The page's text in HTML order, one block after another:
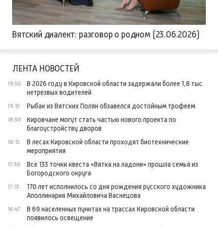
Вятский диалект: разговор о родном (23.06.2026)
ЛЕНТА НОВОСТЕЙ
19:30
В 2026 году в Кировской области задержали более 1,8 тыс.
нетрезвых водителей
19:15 Рыбак из Вятских Полян обзавелся достойным трофеем
18:30
Кировчане могут стать частью нового проекта по
благоустройству дворов
18:15
В лесах Кировской области проходят биотехнические
мероприятия
17:30
Все 133 точки квеста «Вятка на ладони» прошла семья из
Богородского округа
17:15
170 лет исполнилось со дня рождения русского художника
Аполлинария Михайловича Васнецова
16:47
В 69 населенных пунктах на трассах Кировской области
появилось освещение